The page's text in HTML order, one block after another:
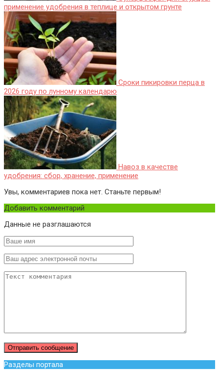
применение удобрения в теплице и открытом грунте
Сроки пикировки перца в
2026 году по лунному календарю
Навоз в качестве
удобрения: сбор, хранение, применение
Увы, комментариев пока нет. Станьте первым!
Добавить комментарий
Данные не разглашаются
Разделы портала